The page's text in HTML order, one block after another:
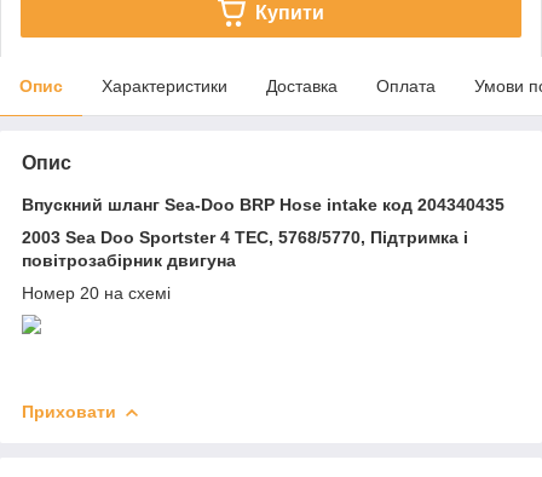
Купити
Опис Характеристики Доставка Оплата Умови
Опис
Впускний шланг Sea-Doo BRP Hose intake код 204340435
2003 Sea Doo Sportster 4 TEC, 5768/5770, Підтримка і
повітрозабірник двигуна
Номер 20 на схемі
Приховати